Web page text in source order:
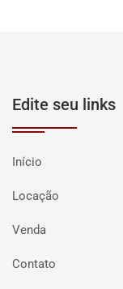
Edite seu links
Início
Locação
Venda
Contato